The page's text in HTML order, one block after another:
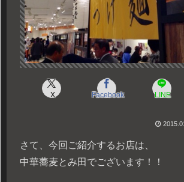
X Facebook LINE
さて、今回ご紹介するお店は、
中華蕎麦とみ田でございます！！